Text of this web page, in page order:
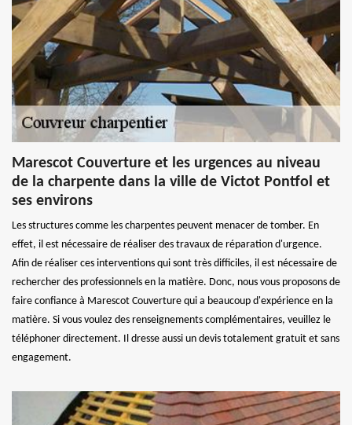
Marescot Couverture et les urgences au niveau
de la charpente dans la ville de Victot Pontfol et
ses environs
Les structures comme les charpentes peuvent menacer de tomber. En
effet, il est nécessaire de réaliser des travaux de réparation d'urgence.
Afin de réaliser ces interventions qui sont très difficiles, il est nécessaire de
rechercher des professionnels en la matière. Donc, nous vous proposons de
faire confiance à Marescot Couverture qui a beaucoup d'expérience en la
matière. Si vous voulez des renseignements complémentaires, veuillez le
téléphoner directement. Il dresse aussi un devis totalement gratuit et sans
engagement.